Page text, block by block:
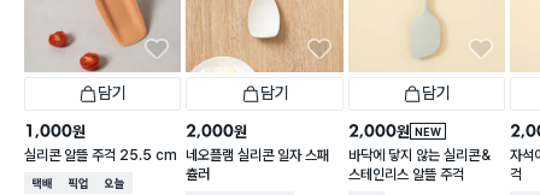
담기
1,000원
실리콘 알뜰 주걱 25.5 cm
택배배송매장픽업오늘배송
담기
2,000원
네오플램 실리콘 일자 스패
츌러
담기
NEW
2,000원
바닥에 닿지 않는 실리콘＆
스테인리스 알뜰 주걱
자석
걱